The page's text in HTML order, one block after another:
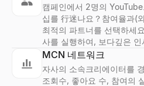
캠페인에서 2명의
십를 行迷나요？참여율과(
최적의 파트너를 선택하세
사를 실행하여, 보다깊은
MCN 네트워크
자사의 소속크리에이터를
조회수, 좋아요 수, 참여의